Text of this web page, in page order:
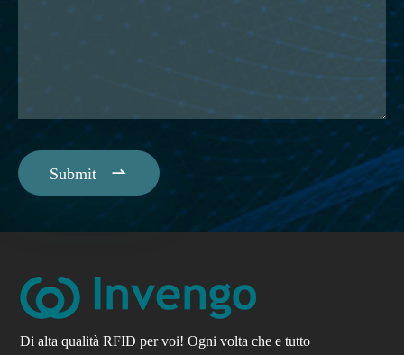
Submit 
Di alta qualità RFID per voi! Ogni volta che e tutto